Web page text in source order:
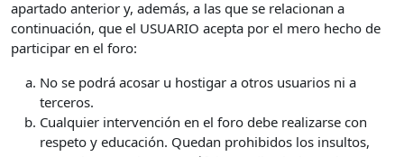
apartado anterior y, además, a las que se relacionan a
continuación, que el USUARIO acepta por el mero hecho de
participar en el foro:
No se podrá acosar u hostigar a otros usuarios ni a
terceros.
Cualquier intervención en el foro debe realizarse con
respeto y educación. Quedan prohibidos los insultos,